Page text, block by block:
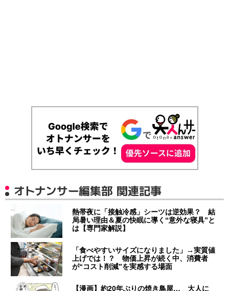
オトナンサー編集部 関連記事
熱帯夜に「接触冷感」シーツは逆効果？ 結
局暑い理由＆夏の快眠に導く“意外な寝具”と
は【専門家解説】
「食べやすいサイズになりました」→実質値
上げでは！？ 物価上昇が続く中、消費者
が“コスト削減”を実感する場面
【漫画】約20年ぶりの焼き鳥屋… 大人に